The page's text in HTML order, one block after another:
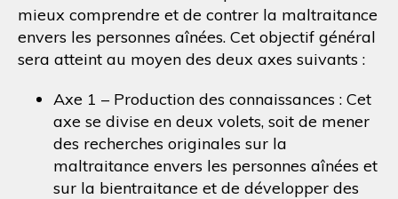
mieux comprendre et de contrer la maltraitance
envers les personnes aînées. Cet objectif général
sera atteint au moyen des deux axes suivants :
Axe 1 – Production des connaissances : Cet
axe se divise en deux volets, soit de mener
des recherches originales sur la
maltraitance envers les personnes aînées et
sur la bientraitance et de développer des